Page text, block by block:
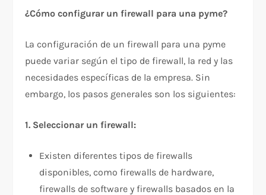
¿Cómo configurar un firewall para una pyme?
La configuración de un firewall para una pyme
puede variar según el tipo de firewall, la red y las
necesidades específicas de la empresa. Sin
embargo, los pasos generales son los siguientes:
1. Seleccionar un firewall:
Existen diferentes tipos de firewalls
disponibles, como firewalls de hardware,
firewalls de software y firewalls basados en la